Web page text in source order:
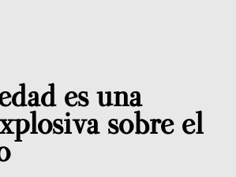
es una
sobre el